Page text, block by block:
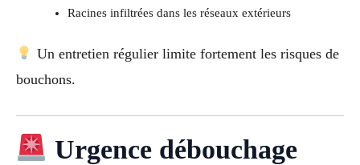
Racines infiltrées dans les réseaux extérieurs
Un entretien régulier limite fortement les risques de
bouchons.
Urgence débouchage